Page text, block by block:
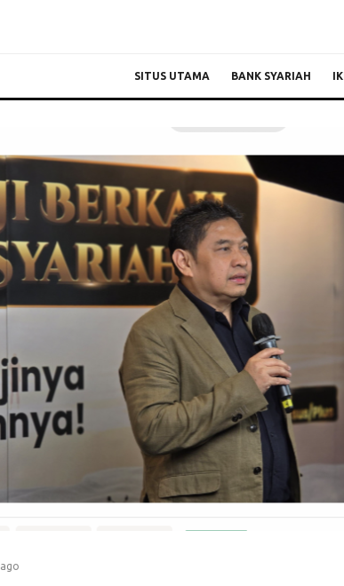
SITUS UTAMA BANK SYARIAH